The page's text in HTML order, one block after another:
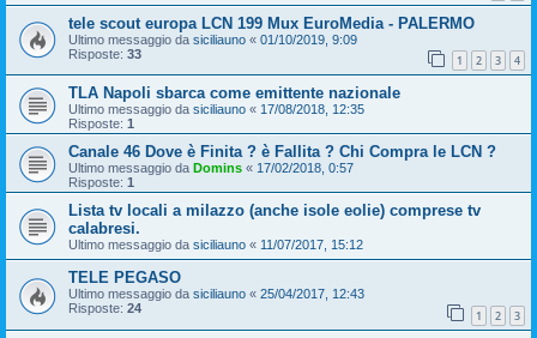
tele scout europa LCN 199 Mux EuroMedia - PALERMO
Ultimo messaggio da siciliauno « 01/10/2019, 9:09
Risposte: 33 1 2 3 4
TLA Napoli sbarca come emittente nazionale
Ultimo messaggio da siciliauno « 17/08/2018, 12:35
Risposte: 1
Canale 46 Dove è Finita ? è Fallita ? Chi Compra le LCN ?
Ultimo messaggio da Domins « 17/02/2018, 0:57
Risposte: 1
Lista tv locali a milazzo (anche isole eolie) comprese tv
calabresi.
Ultimo messaggio da siciliauno « 11/07/2017, 15:12
TELE PEGASO
Ultimo messaggio da siciliauno « 25/04/2017, 12:43
Risposte: 24 1 2 3